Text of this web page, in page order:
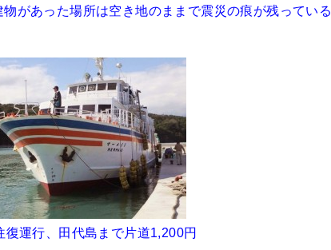
があった場所は空き地のままで震災の痕が残っている
運行、田代島まで片道1,200円